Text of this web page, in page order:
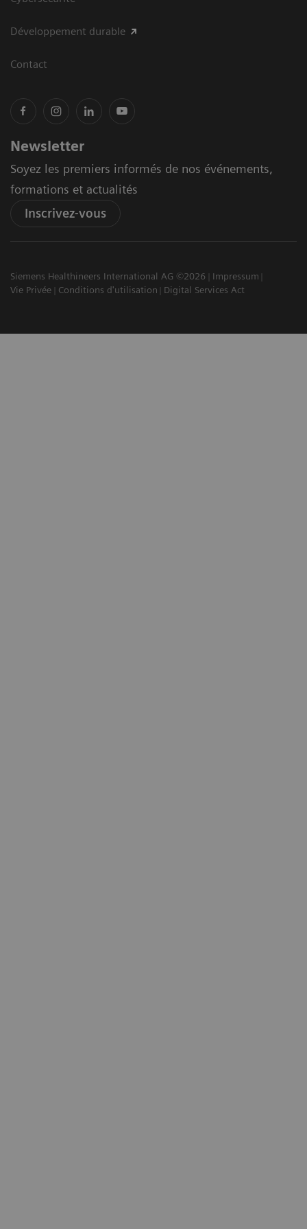
Développement durable
Contact
Newsletter
Soyez les premiers informés de nos événements,
formations et actualités
Inscrivez-vous
Siemens Healthineers International AG ©2026
Impressum
Vie Privée
Conditions d'utilisation Digital Services Act